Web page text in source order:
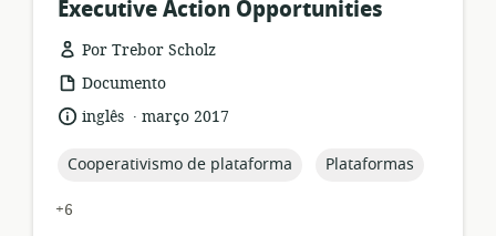
Executive Action Opportunities
Por Trebor Scholz
formato
de
recurso:
Documento
idioma:
inglês .
data
publicação:
março 2017
topic:
Cooperativismo de plataforma topic:
Plataformas
+6